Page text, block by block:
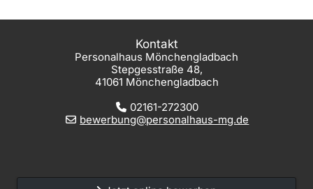
Kontakt
Personalhaus Mönchengladbach
Stepgesstraße 48,
41061 Mönchengladbach
02161-272300
bewerbung@personalhaus-mg.de